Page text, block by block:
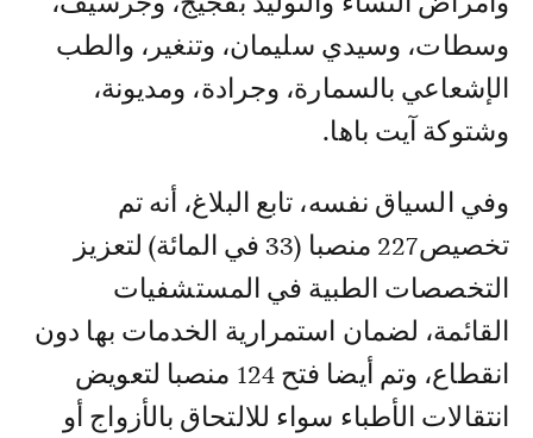
وسطات، وسيدي سليمان، وتنغير، والطب
الإشعاعي بالسمارة، وجرادة، ومديونة،
وشتوكة آيت باها.
وفي السياق نفسه، تابع البلاغ، أنه تم
تخصيص227 منصبا (33 في المائة) لتعزيز
التخصصات الطبية في المستشفيات
القائمة، لضمان استمرارية الخدمات بها دون
انقطاع، وتم أيضا فتح 124 منصبا لتعويض
انتقالات الأطباء سواء للالتحاق بالأزواج أو